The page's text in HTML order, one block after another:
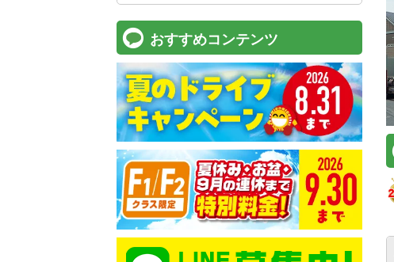
おすすめコンテンツ